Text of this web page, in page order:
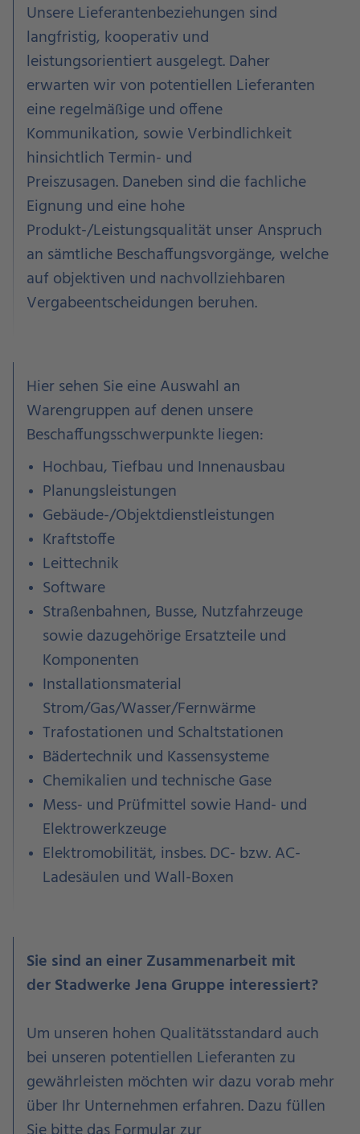
Unsere Lieferantenbeziehungen sind
langfristig, kooperativ und
leistungsorientiert ausgelegt.Daher
erwarten wir von potentiellen Lieferanten
eine regelmäßige und offene
Kommunikation, sowie Verbindlichkeit
hinsichtlich Termin- und
Preiszusagen.Daneben sind die fachliche
Eignung und eine hohe
Produkt-/Leistungsqualität unser Anspruch
an sämtliche Beschaffungsvorgänge, welche
auf objektiven und nachvollziehbaren
Vergabeentscheidungen beruhen.
Hier sehen Sie eine Auswahl an
Warengruppen auf denen unsere
Beschaffungsschwerpunkte liegen:
Hochbau, Tiefbau und Innenausbau
Planungsleistungen
Gebäude-/Objektdienstleistungen
Kraftstoffe
Leittechnik
Software
Straßenbahnen, Busse, Nutzfahrzeuge
sowie dazugehörige Ersatzteile und
Komponenten
Installationsmaterial
Strom/Gas/Wasser/Fernwärme
Trafostationen und Schaltstationen
Bädertechnik und Kassensysteme
Chemikalien und technische Gase
Mess- und Prüfmittel sowie Hand- und
Elektrowerkzeuge
Elektromobilität, insbes. DC- bzw. AC-
Ladesäulen und Wall-Boxen
Sie sind an einer Zusammenarbeit mit
der Stadwerke Jena Gruppe interessiert?
Um unseren hohen Qualitätsstandard auch
bei unseren potentiellen Lieferanten zu
gewährleisten möchten wir dazu vorab mehr
über Ihr Unternehmen erfahren. Dazu füllen